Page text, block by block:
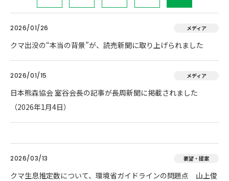
2026/01/26 メディア
クマ出没の“本当の背景”が、読売新聞に取り上げられました
2026/01/15 メディア
日本熊森協会 室谷会長の記事が長周新聞に掲載されました
（2026年1月4日）
2026/03/13 要望・提案
クマ生息推定数について、環境省ガイドラインの問題点 山上俊